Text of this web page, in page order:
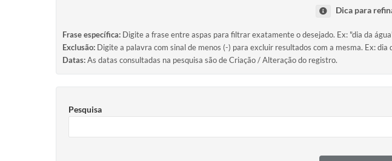
Dica para
Frase específica: Digite a frase entre aspas para filtrar exatamente o desejado. Ex: "dia da
Exclusão: Digite a palavra com sinal de menos (-) para excluir resultados com a mesma. Ex: dia
Datas:As datas consultadas na pesquisa são de Criação / Alteração do registro.
Pesquisa